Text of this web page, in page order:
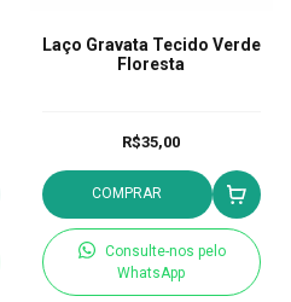
Laço Gravata Tecido Verde
Floresta
R$35,00
COMPRAR
Consulte-nos pelo
WhatsApp